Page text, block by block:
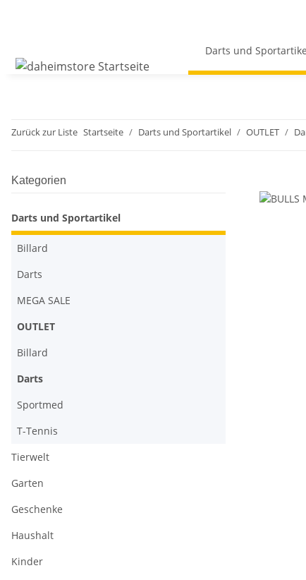
Darts und
Zurück zur Liste Startseite Darts und Sportartikel OUTLET
Kategorien
Darts und Sportartikel
Billard
Darts
MEGA SALE
OUTLET
Billard
Darts
Sportmed
T-Tennis
Tierwelt
Garten
Geschenke
Haushalt
Kinder